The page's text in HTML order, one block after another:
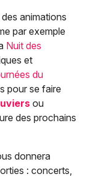
animations
par exemple
Nuit des
et
du
pour se faire
ou
des prochains
donnera
: concerts,